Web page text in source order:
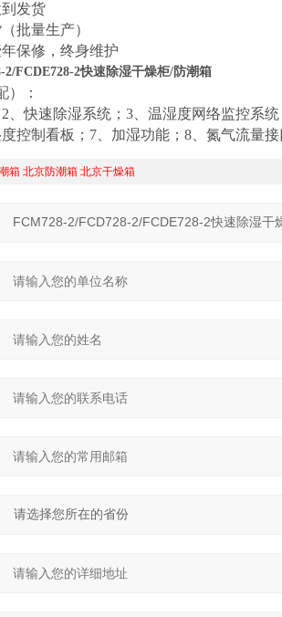
发货
批量生产）
保修，终身维护
2/FCDE728-2快速除湿干燥柜/防潮箱
）：
、快速除湿系统；3、温湿度网络监控系
控制看板；7、加湿功能；8、氮气流量接
箱 北京防潮箱 北京干燥箱